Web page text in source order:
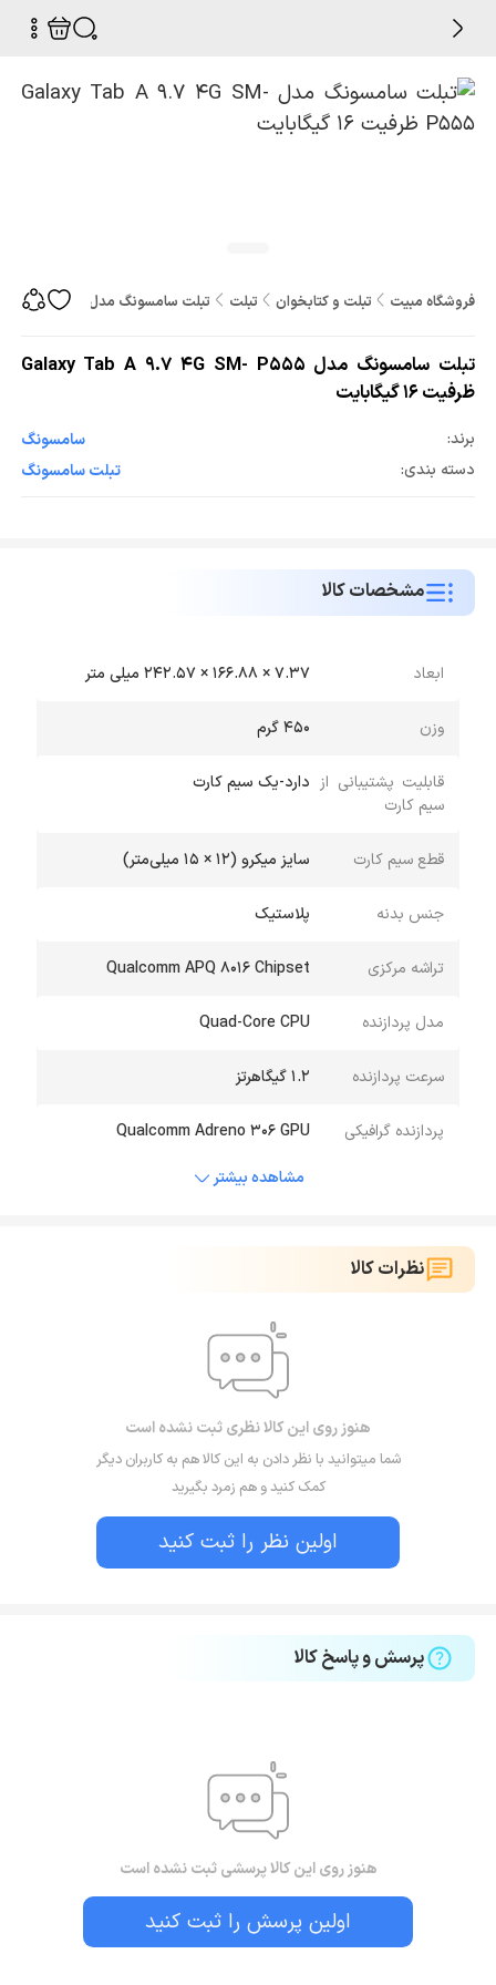
فروشگاه مبیت تبلت و کتابخوان تبلت تبلت سامسونگ مدل Galaxy Tab A 9.7 4G SM- P555 ظرفیت 16 گیگابایت
تبلت سامسونگ مدل Galaxy Tab A 9.7 4G SM- P555
ظرفیت 16 گیگابایت
برند:
سامسونگ
دسته بندی:
تبلت سامسونگ
مشخصات کالا
ابعاد 7.37 × 166.88 × 242.57 میلی متر
وزن 450 گرم
قابلیت پشتیبانی از
سیم کارت
دارد-یک سیم کارت
قطع سیم کارت سایز میکرو (12 × 15 میلی‌متر)
جنس بدنه پلاستیک
تراشه مرکزی Qualcomm APQ 8016 Chipset
مدل پردازنده Quad-Core CPU
سرعت پردازنده 1.2 گیگاهرتز
پردازنده گرافیکی
Qualcomm Adreno 306 GPU
مشاهده بیشتر
نظرات کالا
هنوز روی این کالا نظری ثبت نشده است
شما میتوانید با نظر دادن به این کالا هم به کاربران دیگر
کمک کنید و هم زمرد بگیرید
اولین نظر را ثبت کنید
پرسش و پاسخ کالا
هنوز روی این کالا پرسشی ثبت نشده است
اولین پرسش را ثبت کنید